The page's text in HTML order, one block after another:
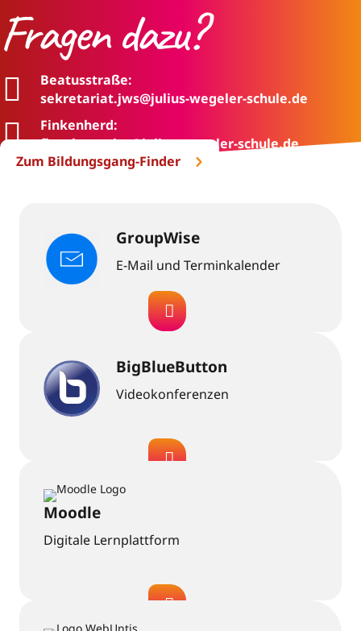
Fragen dazu?
Beatusstraße:
sekretariat.jws@julius-wegeler-schule.de
Finkenherd:
fh.sekretariat@julius-wegeler-schule.de
Zum Bildungsgang-Finder
GroupWise
E-Mail und Terminkalender
BigBlueButton
Videokonferenzen
Moodle
Digitale Lernplattform